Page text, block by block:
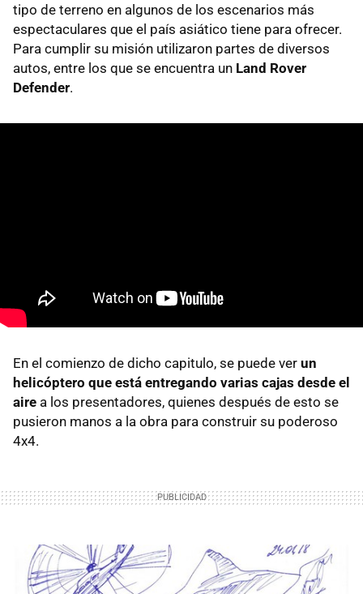
tipo de terreno en algunos de los escenarios más
espectaculares que el país asiático tiene para ofrecer.
Para cumplir su misión utilizaron partes de diversos
autos, entre los que se encuentra un Land Rover
Defender.
En el comienzo de dicho capitulo, se puede ver un
helicóptero que está entregando varias cajas desde el
aire a los presentadores, quienes después de esto se
pusieron manos a la obra para construir su poderoso
4x4.